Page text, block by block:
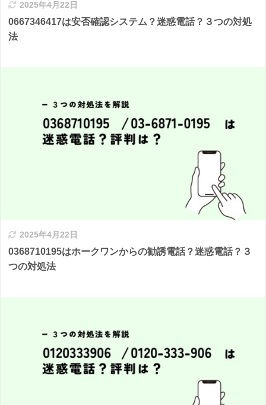
2025年4月22日
0667346417は安否確認システム？迷惑電話？３つの対処
法
2025年4月22日
0368710195はホークワンからの勧誘電話？迷惑電話？３
つの対処法